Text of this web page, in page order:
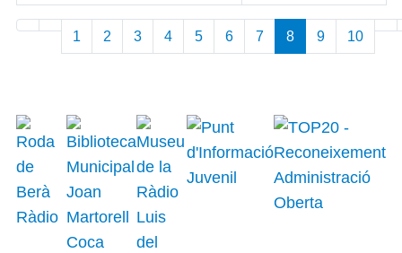
Articles
1 2 3 4 5 6 7 8 9 10